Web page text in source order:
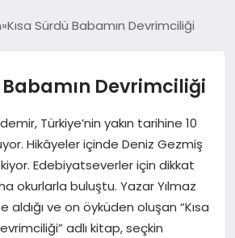
Kısa Sürdü Babamın Devrimciliği
Babamın Devrimciliği
Türkiye’nin yakın tarihine 10
Hikâyeler içinde Deniz Gezmiş
Edebiyatseverler için dikkat
okurlarla buluştu. Yazar Yılmaz
aldığı ve on öyküden oluşan “Kısa
adlı kitap, seçkin